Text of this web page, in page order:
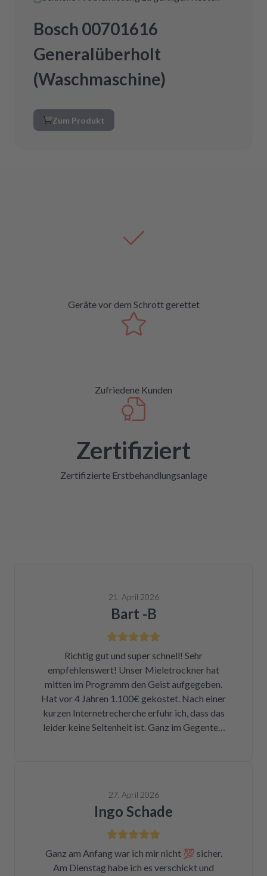
Bosch 00701616
Generalüberholt
(Waschmaschine)
Zum Produkt
Geräte vor dem Schrott gerettet
Zufriedene Kunden
Zertifiziert
Zertifizierte Erstbehandlungsanlage
21. April 2026
Bart -B
Richtig gut und super schnell! Sehr
empfehlenswert! Unser Mieletrockner hat
mitten im Programm den Geist aufgegeben.
Hat vor 4 Jahren 1.100€ gekostet. Nach einer
kurzen Internetrecherche erfuhr ich, dass das
leider keine Seltenheit ist. Ganz im Gegenteil.
Modell und Fehler eingegeben und dann hatte
ich die Wahl, eine refurbished Platine für
139€ zu kaufen oder meine kaputte Platine
einzusenden und für 99€ reparieren zu lassen.
Der Ausbau war kein Hexenwerk. Ein paar
Fotos für den Wiedereinbau gemacht. Eine
27. April 2026
Ingo Schade
Ganz am Anfang war ich mir nicht 💯 sicher.
Am Dienstag habe ich es verschickt und